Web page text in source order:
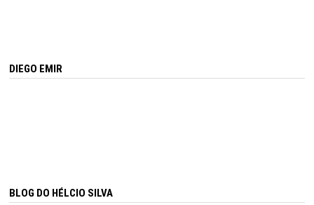
DIEGO EMIR
BLOG DO HÉLCIO SILVA